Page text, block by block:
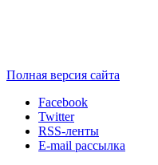
Полная версия сайта
Facebook
Twitter
RSS-ленты
E-mail рассылка